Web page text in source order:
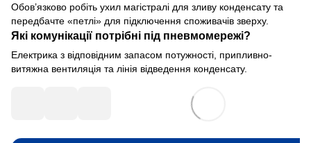
Обов’язково робіть ухил магістралі для зливу конденсату та
передбачте «петлі» для підключення споживачів зверху.
Які комунікації потрібні під пневмомережі?
Електрика з відповідним запасом потужності, припливно-
витяжна вентиляція та лінія відведення конденсату.